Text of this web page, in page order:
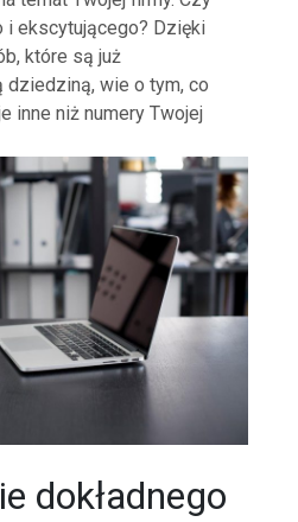
i ekscytującego? Dzięki
które są już
dziedziną, wie o tym, co
inne niż numery Twojej
dokładnego